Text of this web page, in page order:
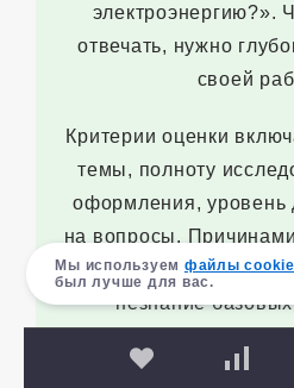
электроэнергию?».
отвечать, нужно
своей
Критерии оценки
темы, полноту
оформления, уровень
на вопросы.
часто становятся
незнание
выявленные грубые
которые студент не
Мы используем файлы cookie
был лучше для вас.